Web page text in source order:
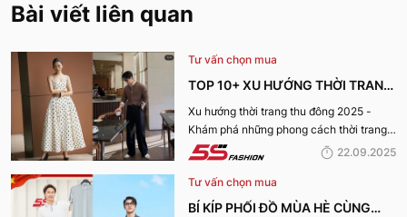
Bài viết liên quan
Tư vấn chọn mua
TOP 10+ XU HƯỚNG THỜI TRANG
THU ĐÔNG 2025 TRENDY, GÂY
BÃO
Xu hướng thời trang thu đông 2025 -
Khám phá những phong cách thời trang
“làm mưa làm gió” từ sàn runway đến
22.09.2025
Tư vấn chọn mua
BÍ KÍP PHỐI ĐỒ MÙA HÈ CÙNG